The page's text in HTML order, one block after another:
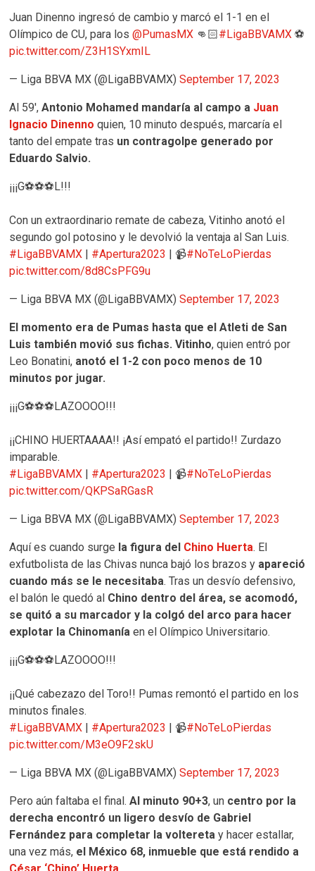
Juan Dinenno ingresó de cambio y marcó el 1-1 en el
Olímpico de CU, para los@PumasMX 👊🏻#LigaBBVAMX ⚽️
pic.twitter.com/Z3H1SYxmIL
— Liga BBVA MX (@LigaBBVAMX)September 17, 2023
Al 59′,Antonio Mohamed mandaría al campo a Juan
Ignacio Dinenno quien, 10 minuto después, marcaría el
tanto del empate tras un contragolpe generado por
Eduardo Salvio.
¡¡¡G⚽⚽⚽L!!!
Con un extraordinario remate de cabeza, Vitinho anotó el
segundo gol potosino y le devolvió la ventaja al San Luis.
#LigaBBVAMX | #Apertura2023 | 📹#NoTeLoPierdas
pic.twitter.com/8d8CsPFG9u
— Liga BBVA MX (@LigaBBVAMX)September 17, 2023
El momento era de Pumas hasta que el Atleti de San
Luis también movió sus fichas. Vitinho, quien entró por
Leo Bonatini, anotó el 1-2 con poco menos de 10
minutos por jugar.
¡¡¡G⚽⚽⚽LAZOOOO!!!
¡¡CHINO HUERTAAAA!! ¡Así empató el partido!! Zurdazo
imparable.
#LigaBBVAMX | #Apertura2023 | 📹#NoTeLoPierdas
pic.twitter.com/QKPSaRGasR
— Liga BBVA MX (@LigaBBVAMX)September 17, 2023
Aquí es cuando surge la figura del Chino Huerta. El
exfutbolista de las Chivas nunca bajó los brazos y apareció
cuando más se le necesitaba. Tras un desvío defensivo,
el balón le quedó al Chino dentro del área, se acomodó,
se quitó a su marcador y la colgó del arco para hacer
explotar la Chinomanía en el Olímpico Universitario.
¡¡¡G⚽⚽⚽LAZOOOO!!!
¡¡Qué cabezazo del Toro!! Pumas remontó el partido en los
minutos finales.
#LigaBBVAMX | #Apertura2023 | 📹#NoTeLoPierdas
pic.twitter.com/M3eO9F2skU
— Liga BBVA MX (@LigaBBVAMX)September 17, 2023
Pero aún faltaba el final.Al minuto 90+3, un centro por la
derecha encontró un ligero desvío de Gabriel
Fernández para completar la voltereta y hacer estallar,
una vez más, el México 68, inmueble que está rendido a
César ‘Chino’ Huerta